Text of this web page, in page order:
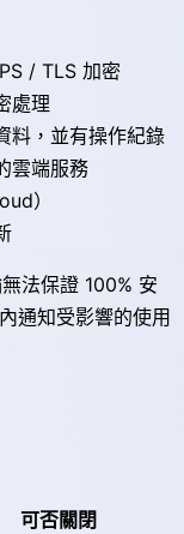
/ TLS 加密
處理
料，並有操作紀錄
雲端服務
）
法保證 100% 安
通知受影響的使用
可否關閉